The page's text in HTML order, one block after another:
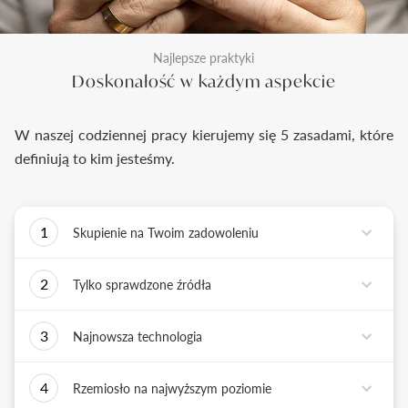
Najlepsze praktyki
Doskonałość w każdym aspekcie
W naszej codziennej pracy kierujemy się 5 zasadami, które
definiują to kim jesteśmy.
1
Skupienie na Twoim zadowoleniu
zadanie - dostarczyć Ci biżuterię i doświadczenie,
2
Tylko sprawdzone źródła
sprawdzonych źródłach pochodzenia i
potwierdzone jest wieloletnią obecnością na rynku.
3
Najnowsza technologia
złotniczego z możliwościami najnowszych
4
Rzemiosło na najwyższym poziomie